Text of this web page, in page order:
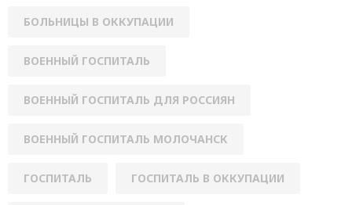
БОЛЬНИЦЫ В ОККУПАЦИИ
ВОЕННЫЙ ГОСПИТАЛЬ
ВОЕННЫЙ ГОСПИТАЛЬ ДЛЯ РОССИЯН
ВОЕННЫЙ ГОСПИТАЛЬ МОЛОЧАНСК
ГОСПИТАЛЬ ГОСПИТАЛЬ В ОККУПАЦИИ